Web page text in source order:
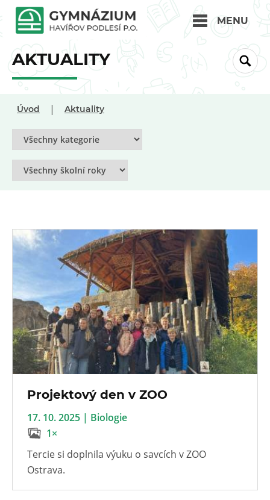
MENU
AKTUALITY
Úvod | Aktuality
Projektový den v ZOO
17. 10. 2025 | Biologie
1×
Tercie si doplnila výuku o savcích v ZOO
Ostrava.